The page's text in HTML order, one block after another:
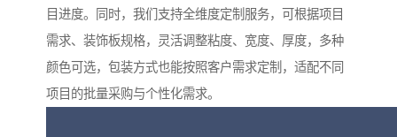
目进度。同时，我们支持全维度定制服务，可根据项目
需求、装饰板规格，灵活调整粘度、宽度、厚度，多种
颜色可选，包装方式也能按照客户需求定制，适配不同
项目的批量采购与个性化需求。